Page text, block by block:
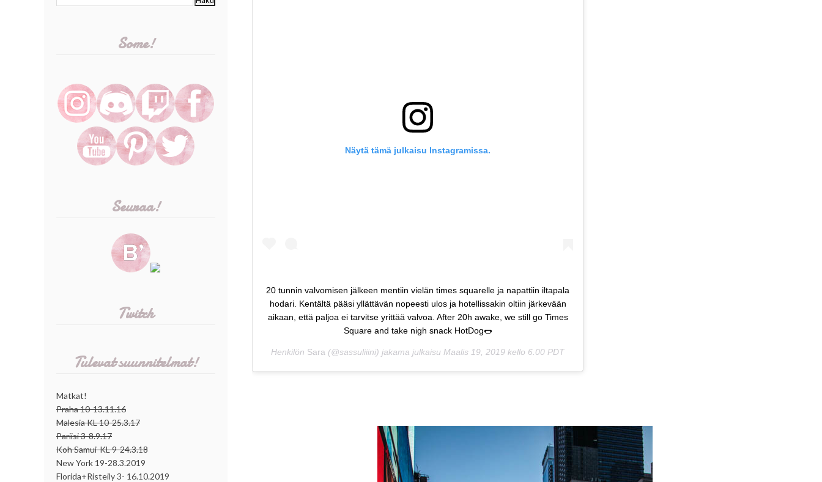
Näytä tämä julkaisu Instagramissa.
20 tunnin valvomisen jälkeen mentiin vielän times squarelle ja napattiin iltapala
hodari. Kentältä pääsi yllättävän nopeesti ulos ja hotellissakin oltiin järkevään
aikaan, että paljoa ei tarvitse yrittää valvoa. After 20h awake, we still go Times
Square and take nigh snack HotDog🌭
Henkilön Sara (@sassuliiini) jakama julkaisu Maalis 19, 2019 kello 6.00 PDT
Some!
Seuraa!
Twitch
Tulevat suunnitelmat!
Matkat!
Praha 10-13.11.16
Malesia KL 10-25.3.17
Pariisi 3-8.9.17
Koh Samui-KL 9-24.3.18
New York 19-28.3.2019
Florida+Risteily 3- 16.10.2019